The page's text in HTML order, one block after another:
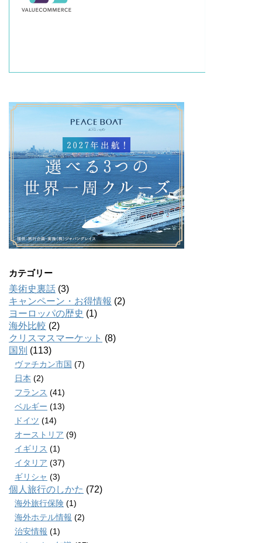
カテゴリー
美術史裏話 (3)
キャンペーン・お得情報 (2)
ヨーロッパの歴史 (1)
海外比較 (2)
クリスマスマーケット (8)
国別 (113)
ヴァチカン市国 (7)
日本 (2)
フランス (41)
ベルギー (13)
ドイツ (14)
オーストリア (9)
イギリス (1)
イタリア (37)
ギリシャ (3)
個人旅行のしかた (72)
海外旅行保険 (1)
海外ホテル情報 (2)
治安情報 (1)